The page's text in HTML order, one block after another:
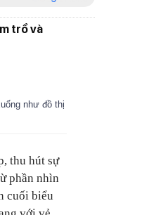
trồ và
như đồ thị
thu hút sự
phần nhìn
cuối biểu